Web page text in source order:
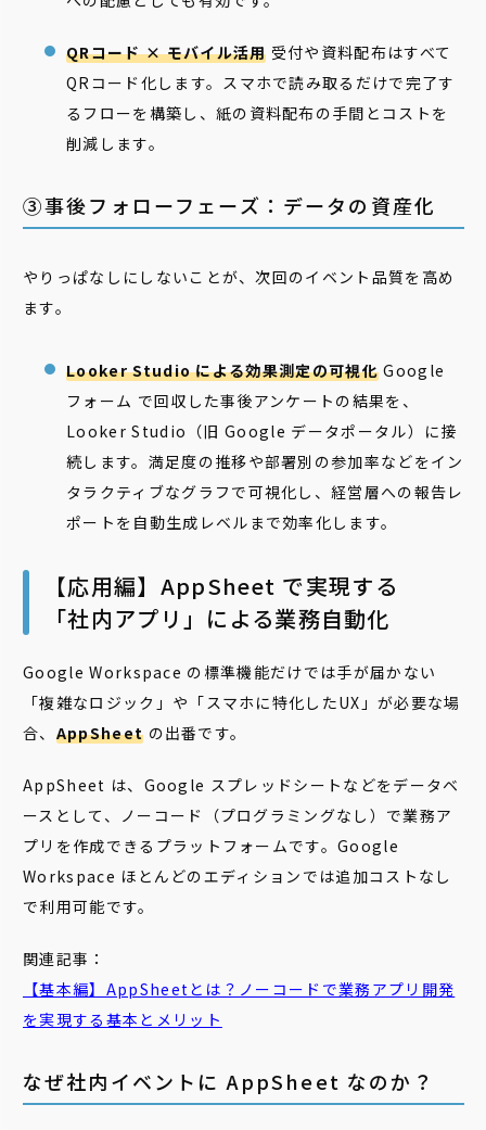
QRコード × モバイル活用 受付や資料配布はすべて
QRコード化します。スマホで読み取るだけで完了す
るフローを構築し、紙の資料配布の手間とコストを
削減します。
③事後フォローフェーズ：データの資産化
やりっぱなしにしないことが、次回のイベント品質を高め
ます。
Looker Studio による効果測定の可視化 Google
フォーム で回収した事後アンケートの結果を、
Looker Studio（旧 Google データポータル）に接
続します。満足度の推移や部署別の参加率などをイン
タラクティブなグラフで可視化し、経営層への報告レ
ポートを自動生成レベルまで効率化します。
【応用編】AppSheet で実現する
「社内アプリ」による業務自動化
Google Workspace の標準機能だけでは手が届かない
「複雑なロジック」や「スマホに特化したUX」が必要な場
合、 AppSheet の出番です。
AppSheet は、Google スプレッドシートなどをデータベ
ースとして、ノーコード（プログラミングなし）で業務ア
プリを作成できるプラットフォームです。Google
Workspace ほとんどのエディションでは追加コストなし
で利用可能です。
関連記事：
【基本編】AppSheetとは？ノーコードで業務アプリ開発
を実現する基本とメリット
なぜ社内イベントに AppSheet なのか？